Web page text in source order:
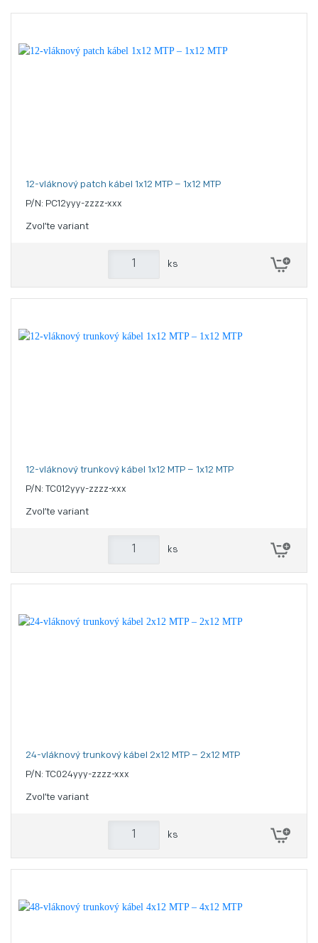
12-vláknový patch kábel 1x12 MTP – 1x12 MTP
P/N: PC12yyy-zzzz-xxx
Zvoľte variant
ks
12-vláknový trunkový kábel 1x12 MTP – 1x12 MTP
P/N: TC012yyy-zzzz-xxx
Zvoľte variant
ks
24-vláknový trunkový kábel 2x12 MTP – 2x12 MTP
P/N: TC024yyy-zzzz-xxx
Zvoľte variant
ks